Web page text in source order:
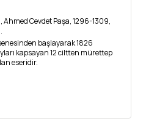
Ahmed Cevdet Paşa, 1296-1309,
başlayarak 1826
kapsayan 12 ciltten mürettep
eseridir.